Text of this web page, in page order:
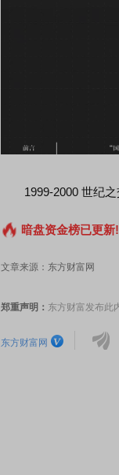
1999-2000 世纪之
暗盘资金榜已更
文章来源：东方财富网
郑重声明： 东方财富发布此
东方财富网